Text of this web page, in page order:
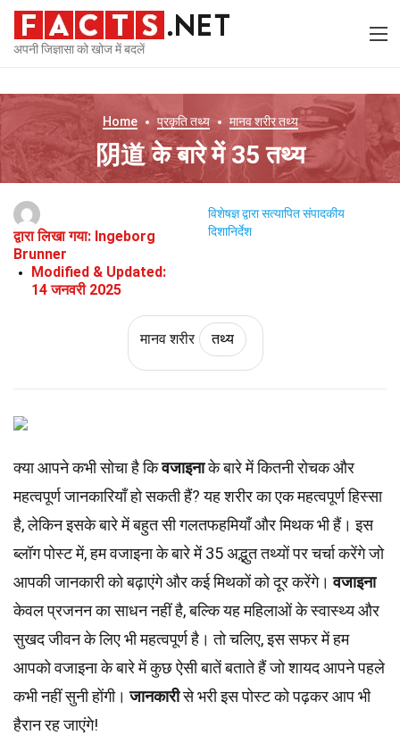
अपनी जिज्ञासा को खोज में बदलें
Home प्रकृतितथ्य मानव शरीरतथ्य
阴道 के बारे में 35 तथ्य
द्वारा लिखा गया: Ingeborg
Brunner
Modified & Updated:
14 जनवरी 2025
विशेषज्ञ द्वारा सत्यापित संपादकीय
दिशानिर्देश
मानव शरीर तथ्य
क्या आपने कभी सोचा है किवजाइनाके बारे में कितनी रोचक और
महत्वपूर्ण जानकारियाँ हो सकती हैं? यह शरीर का एक महत्वपूर्ण हिस्सा
है, लेकिन इसके बारे में बहुत सी गलतफहमियाँ और मिथक भी हैं। इस
ब्लॉग पोस्ट में, हम वजाइना के बारे में 35 अद्भुत तथ्यों पर चर्चा करेंगे जो
आपकी जानकारी को बढ़ाएंगे और कई मिथकों को दूर करेंगे।वजाइना
केवल प्रजनन का साधन नहीं है, बल्कि यह महिलाओं के स्वास्थ्य और
सुखद जीवन के लिए भी महत्वपूर्ण है। तो चलिए, इस सफर में हम
आपको वजाइना के बारे में कुछ ऐसी बातें बताते हैं जो शायद आपने पहले
कभी नहीं सुनी होंगी।जानकारीसे भरी इस पोस्ट को पढ़कर आप भी
हैरान रह जाएंगे!